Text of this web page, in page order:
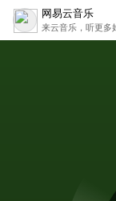
网易云音乐
来云音乐，听更多